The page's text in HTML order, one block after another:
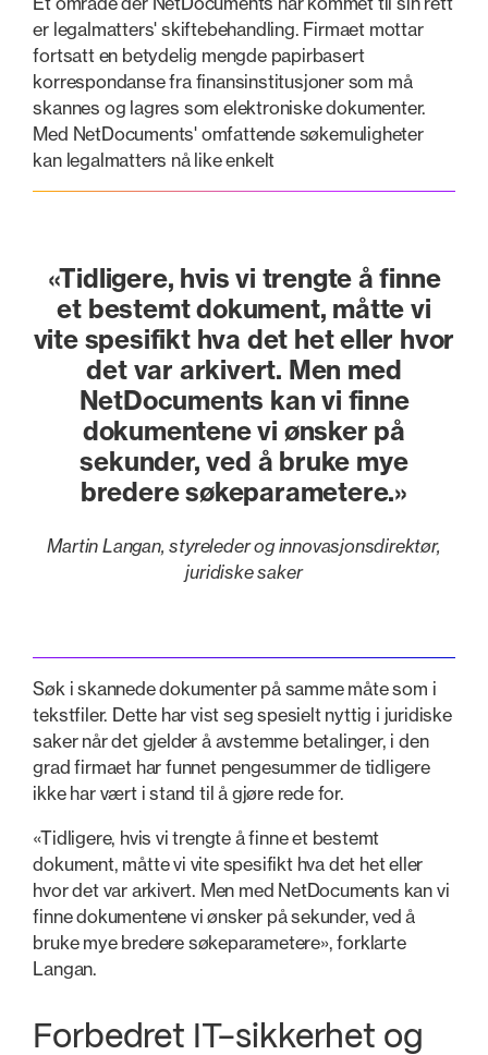
er legalmatters' skiftebehandling. Firmaet mottar
fortsatt en betydelig mengde papirbasert
korrespondanse fra finansinstitusjoner som må
skannes og lagres som elektroniske dokumenter.
Med NetDocuments' omfattende søkemuligheter
kan legalmatters nå like enkelt
«Tidligere, hvis vi trengte å finne
et bestemt dokument, måtte vi
vite spesifikt hva det het eller hvor
det var arkivert. Men med
NetDocuments kan vi finne
dokumentene vi ønsker på
sekunder, ved å bruke mye
bredere søkeparametere.»
Martin Langan, styreleder og innovasjonsdirektør,
juridiske saker
Søk i skannede dokumenter på samme måte som i
tekstfiler. Dette har vist seg spesielt nyttig i juridiske
saker når det gjelder å avstemme betalinger, i den
grad firmaet har funnet pengesummer de tidligere
ikke har vært i stand til å gjøre rede for.
«Tidligere, hvis vi trengte å finne et bestemt
dokument, måtte vi vite spesifikt hva det het eller
hvor det var arkivert. Men med NetDocuments kan vi
finne dokumentene vi ønsker på sekunder, ved å
bruke mye bredere søkeparametere», forklarte
Langan.
Forbedret IT-sikkerhet og